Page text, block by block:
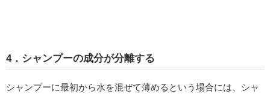
4．シャンプーの成分が分離する
シャンプーに最初から水を混ぜて薄めるという場合には、シャ